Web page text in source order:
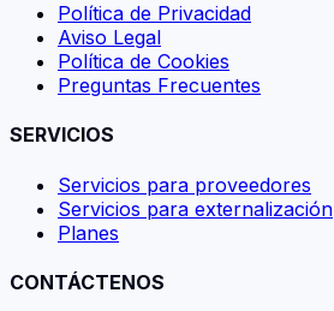
Política de Privacidad
Aviso Legal
Política de Cookies
Preguntas Frecuentes
SERVICIOS
Servicios para proveedores
Servicios para externalización
Planes
CONTÁCTENOS